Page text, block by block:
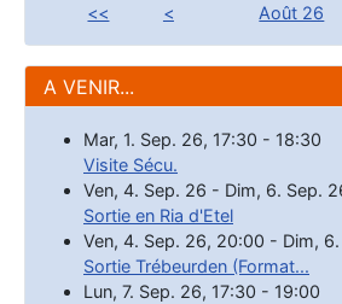
<<
< Août 26
A VENIR...
Mar, 1. Sep. 26, 17:30 - 18:30
Visite Sécu.
Ven, 4. Sep. 26 - Dim, 6. Sep.
Sortie en Ria d'Etel
Ven, 4. Sep. 26, 20:00 - Dim,
Sortie Trébeurden (Format...
Lun, 7. Sep. 26, 17:30 - 19:00